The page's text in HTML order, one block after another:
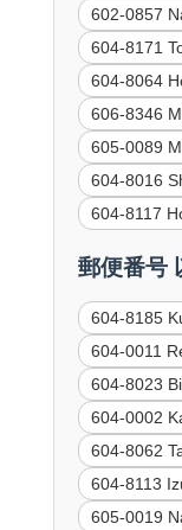
602-0857
604-8171
604-8064
606-8346
605-0089
604-8016
604-8117
郵便番号
604-8185
604-0011
604-8023
604-0002
604-8062
604-8113
605-0019